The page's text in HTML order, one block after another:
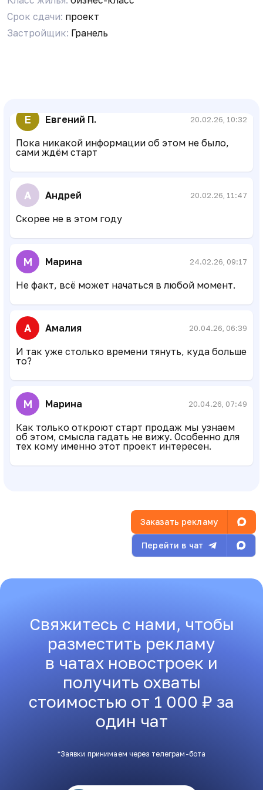
Срок сдачи: проект
Застройщик: Гранель
М Марина 20.04.26, 07:49
Как только откроют старт продаж мы узнаем
об этом, смысла гадать не вижу. Особенно для
тех кому именно этот проект интересен.
А Амалия 20.04.26, 06:39
И так уже столько времени тянуть, куда больше
то?
М Марина 24.02.26, 09:17
Не факт, всё может начаться в любой момент.
А Андрей 20.02.26, 11:47
Скорее не в этом году
Е Евгений П. 20.02.26, 10:32
Пока никакой информации об этом не было,
сами ждём старт
Заказать рекламу
Перейти в чат
Свяжитесь с нами, чтобы
разместить рекламу
в чатах новостроек и
получить охваты
стоимостью от 1 000 ₽ за
один чат
*Заявки принимаем через телеграм-бота